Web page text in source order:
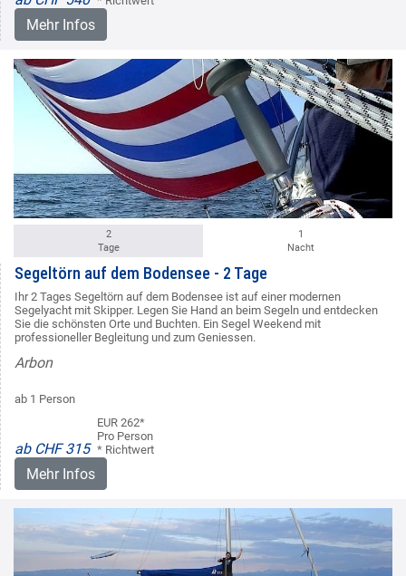
Mehr Infos
2
Tage
1
Nacht
Segeltörn auf dem Bodensee - 2 Tage
Ihr 2 Tages Segeltörn auf dem Bodensee ist auf einer modernen
Segelyacht mit Skipper. Legen Sie Hand an beim Segeln und entdecken
Sie die schönsten Orte und Buchten. Ein Segel Weekend mit
professioneller Begleitung und zum Geniessen.
Arbon
ab 1 Person
ab CHF 315
EUR 262*
Pro Person
* Richtwert
Mehr Infos